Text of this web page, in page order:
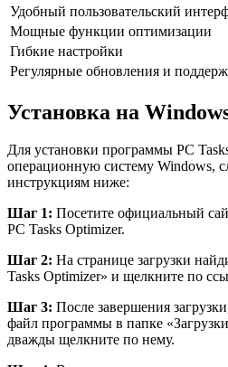
Удобный пользовательский
Мощные функции оптимизации
Гибкие настройки
Регулярные обновления и
Установка на
Для установки программы PC
операционную систему Windows,
инструкциям ниже:
Шаг 1: Посетите официальный
PC Tasks Optimizer.
Шаг 2: На странице загрузки
Tasks Optimizer» и щелкните по
Шаг 3: После завершения
файл программы в папке
дважды щелкните по нему.